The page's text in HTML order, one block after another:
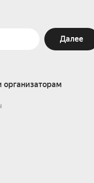
Далее
организаторам